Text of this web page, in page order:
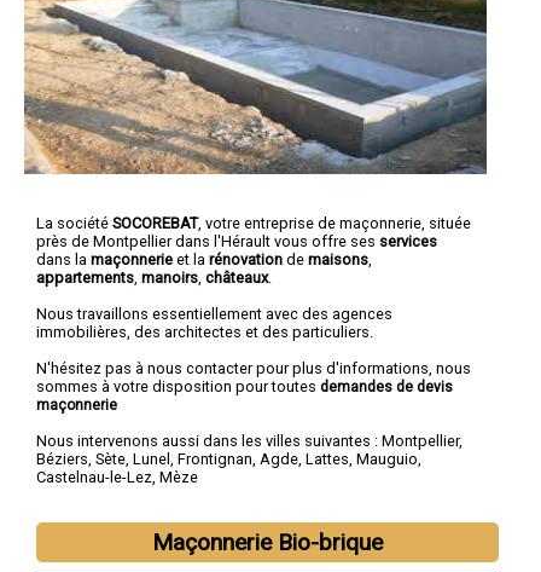
La société SOCOREBAT, votre entreprise de maçonnerie , située
près de Montpellier dans l'Hérault vous offre ses services
dans la maçonnerie et la rénovation de maisons
appartements manoirs châteaux.
Nous travaillons essentiellement avec des agences
immobilières, des architectes et des particuliers.
N'hésitez pas à nous contacter pour plus d'informations, nous
sommes à votre disposition pour toutes demandes de devis
maçonnerie
Nous intervenons aussi dans les villes suivantes : Montpellier,
Béziers Sète Lunel Frontignan Agde Lattes Mauguio
Castelnau-le-Lez Mèze
Maçonnerie Bio-brique